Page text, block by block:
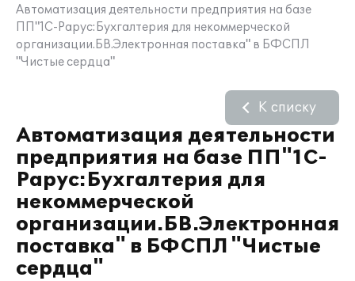
Автоматизация деятельности предприятия на базе
ПП"1С-Рарус:Бухгалтерия для некоммерческой
организации.БВ.Электронная поставка" в БФСПЛ
"Чистые сердца"
Автоматизация деятельности
предприятия на базе ПП"1С-
Рарус:Бухгалтерия для
некоммерческой
организации.БВ.Электронная
поставка" в БФСПЛ "Чистые
сердца"
К списку